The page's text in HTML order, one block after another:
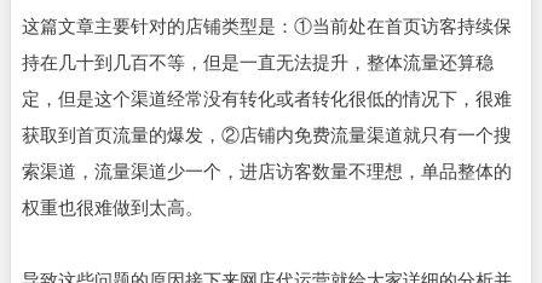
这篇文章主要针对的店铺类型是：①当前处在首页访客持续保
持在几十到几百不等，但是一直无法提升，整体流量还算稳
定，但是这个渠道经常没有转化或者转化很低的情况下，很难
获取到首页流量的爆发，②店铺内免费流量渠道就只有一个搜
索渠道，流量渠道少一个，进店访客数量不理想，单品整体的
权重也很难做到太高。